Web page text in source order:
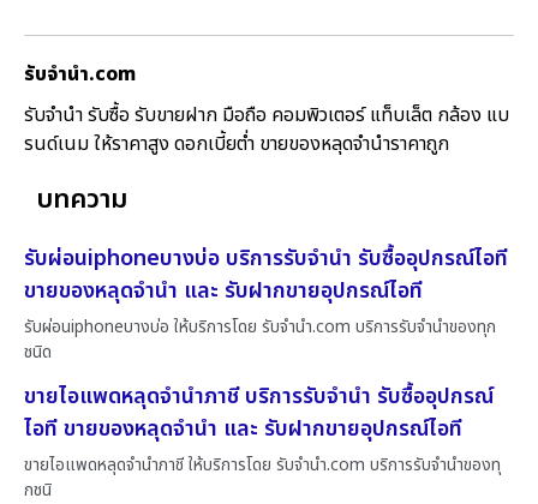
รับจํานํา.com
รับจำนำ รับซื้อ รับขายฝาก มือถือ คอมพิวเตอร์ แท็บเล็ต กล้อง แบ
รนด์เนม ให้ราคาสูง ดอกเบี้ยต่ำ ขายของหลุดจำนำราคาถูก
บทความ
รับผ่อนiphoneบางบ่อ บริการรับจำนำ รับซื้ออุปกรณ์ไอที
ขายของหลุดจำนำ และ รับฝากขายอุปกรณ์ไอที
รับผ่อนiphoneบางบ่อ ให้บริการโดย รับจํานํา.com บริการรับจำนำของทุก
ชนิด
ขายไอแพดหลุดจำนำภาชี บริการรับจำนำ รับซื้ออุปกรณ์
ไอที ขายของหลุดจำนำ และ รับฝากขายอุปกรณ์ไอที
ขายไอแพดหลุดจำนำภาชี ให้บริการโดย รับจํานํา.com บริการรับจำนำของทุ
กชนิ